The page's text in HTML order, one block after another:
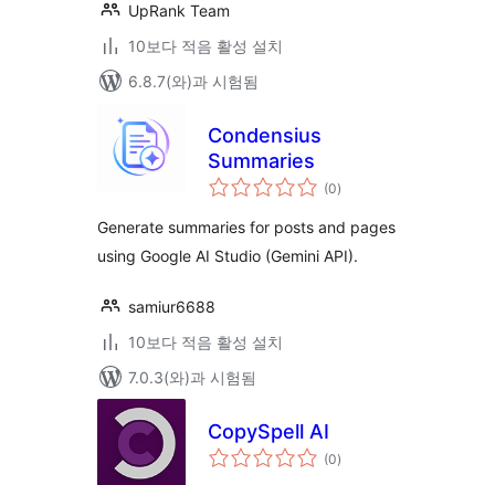
UpRank Team
10보다 적음 활성 설치
6.8.7(와)과 시험됨
Condensius
Summaries
(0전
체
점
)
Generate summaries for posts and pages
using Google AI Studio (Gemini API).
samiur6688
10보다 적음 활성 설치
7.0.3(와)과 시험됨
CopySpell AI
(0전
체)